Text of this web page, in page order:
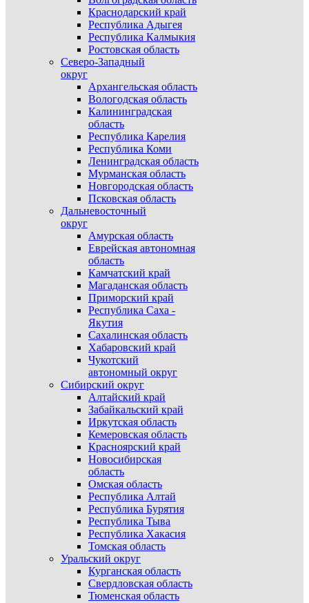
Краснодарский край
Республика Адыгея
Республика Калмыкия
Ростовская область
Северо-Западный
округ
Архангельская область
Вологодская область
Калининградская
область
Республика Карелия
Республика Коми
Ленинградская область
Мурманская область
Новгородская область
Псковская область
Дальневосточный
округ
Амурская область
Еврейская автономная
область
Камчатский край
Магаданская область
Приморский край
Республика Саха -
Якутия
Сахалинская область
Хабаровский край
Чукотский
автономный округ
Сибирский округ
Алтайский край
Забайкальский край
Иркутская область
Кемеровская область
Красноярский край
Новосибирская
область
Омская область
Республика Алтай
Республика Бурятия
Республика Тыва
Республика Хакасия
Томская область
Уральский округ
Курганская область
Свердловская область
Тюменская область